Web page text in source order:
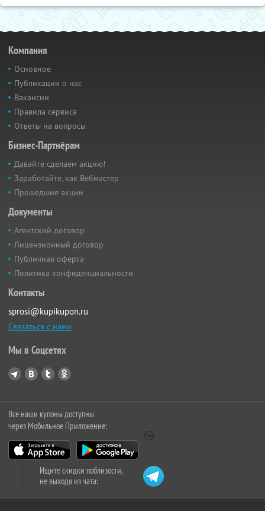
Компания
Основное
Публикации о нас
Вакансии
Правила сервиса
Ответы на вопросы
Бизнес-Партнёрам
Давайте сделаем акцию!
Заработайте, как Вебмастер
Прошедшие акции
Документы
Агентский договор
Лицензионный договор
Публичная оферта
Политика конфиденциальности
Контакты
sprosi@kupikupon.ru
Связаться с нами
Мы в Соцсетях
Все наши купоны доступны
через Мобильное Приложение:
Ищите скидки поблизости,
не выходя из чата: